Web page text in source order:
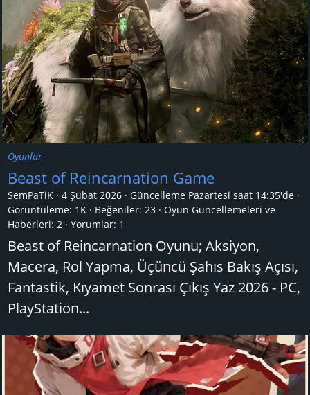
Oyunlar
Beast of Reincarnation Game
SemPaTiK 4 Şubat 2026 Güncelleme Pazartesi saat 14:35'de
Görüntüleme: 1K
Beğeniler: 23
Oyun Güncellemeleri ve
Haberleri: 2 Yorumlar: 1
Beast of Reincarnation Oyunu; Aksiyon,
Macera, Rol Yapma, Üçüncü Şahıs Bakış Açısı,
Fantastik, Kıyamet Sonrası Çıkış Yaz 2026 - PC,
PlayStation...